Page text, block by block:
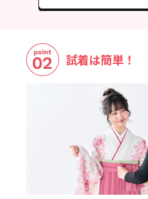
試着は簡単！